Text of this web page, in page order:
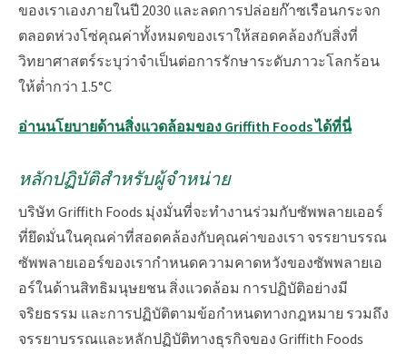
ของเราเองภายในปี 2030 และลดการปล่อยก๊าซเรือนกระจก
ตลอดห่วงโซ่คุณค่าทั้งหมดของเราให้สอดคล้องกับสิ่งที่
วิทยาศาสตร์ระบุว่าจำเป็นต่อการรักษาระดับภาวะโลกร้อน
ให้ต่ำกว่า 1.5°C
อ่านนโยบายด้านสิ่งแวดล้อมของ Griffith Foods ได้ที่นี่
หลักปฏิบัติสำหรับผู้จำหน่าย
บริษัท Griffith Foods มุ่งมั่นที่จะทำงานร่วมกับซัพพลายเออร์
ที่ยึดมั่นในคุณค่าที่สอดคล้องกับคุณค่าของเรา จรรยาบรรณ
ซัพพลายเออร์ของเรากำหนดความคาดหวังของซัพพลายเอ
อร์ในด้านสิทธิมนุษยชน สิ่งแวดล้อม การปฏิบัติอย่างมี
จริยธรรม และการปฏิบัติตามข้อกำหนดทางกฎหมาย รวมถึง
จรรยาบรรณและหลักปฏิบัติทางธุรกิจของ Griffith Foods